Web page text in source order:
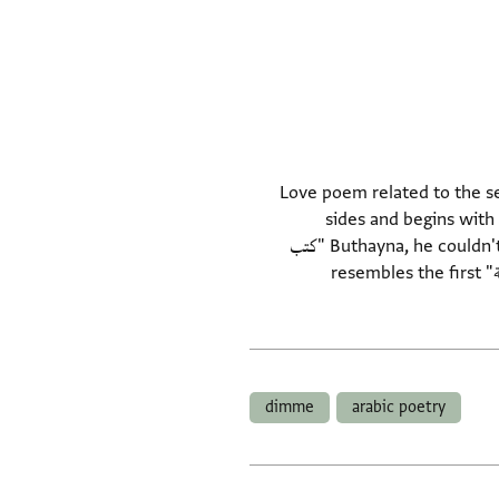
Love poem related to the
sides and begins
Buthayna, he couldn't control himself [because of the separation] and hence penned these verses". The first verse is "كتب
المحب الى المحب رسالة * يبكي لها القاري ويبكي الكاتب". The first hemstitch of the verse "كتب المحب الى المحب رسالة" resembles the first
arabic poetry
dimme